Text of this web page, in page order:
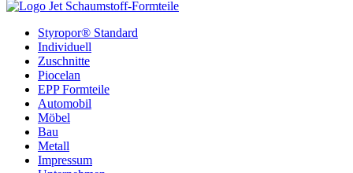
Styropor® Standard
Individuell
Zuschnitte
Piocelan
EPP Formteile
Automobil
Möbel
Bau
Metall
Impressum